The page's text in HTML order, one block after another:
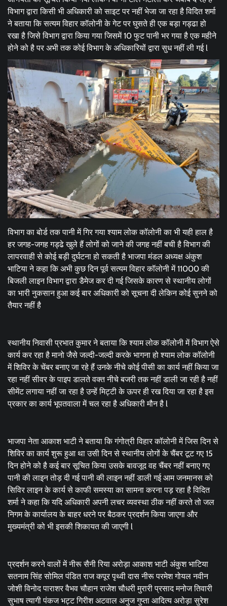
विभाग द्वारा किसी भी अधिकारी को साइट पर नहीं भेजा जा रहा है विदित शर्मा
ने बताया कि सत्यम विहार कॉलोनी के गेट पर घुसते ही एक बड़ा गड्ढा हो
रखा है जिसे विभाग द्वारा किया गया जिसमें 10 फुट पानी भर गया है एक महीने
होने को है पर अभी तक कोई विभाग के अधिकारियों द्वारा सुध नहीं ली गई l
विभाग का बोर्ड तक पानी में गिर गया श्याम लोक कॉलोनी का भी यही हाल है
हर जगह-जगह गड्ढे खुले हैं लोगों को जाने की जगह नहीं बची है विभाग की
लापरवाही से कोई बड़ी दुर्घटना हो सकती है भाजपा मंडल अध्यक्ष अंकुश
भाटिया ने कहा कि अभी कुछ दिन पूर्व सत्यम विहार कॉलोनी में 11000 की
बिजली लाइन विभाग द्वारा डैमेज कर दी गई जिसके कारण से स्थानीय लोगों
का भारी नुकसान हुआ कई बार अधिकारी को सूचना दी लेकिन कोई सुनने को
तैयार नहीं है
स्थानीय निवासी प्रभात कुमार ने बताया कि श्याम लोक कॉलोनी में विभाग ऐसे
कार्य कर रहा है मानो जैसे जल्दी-जल्दी करके भागना हो श्याम लोक कॉलोनी
में शिविर के चेंबर बनाए जा रहे हैं उनके नीचे कोई पीसी का कार्य नहीं किया जा
रहा नहीं सीवर के पाइप डालते वक्त नीचे बजरी तक नहीं डाली जा रही है नहीं
सीमेंट लगाया नहीं जा रहा है उन्हें मिट्टी के ऊपर ही रख दिया जा रहा है इस
प्रकार का कार्य भूपतवाला में चल रहा है अधिकारी मौन है l
भाजपा नेता आकाश भाटी ने बताया कि गंगोत्री विहार कॉलोनी में जिस दिन से
शिविर का कार्य शुरू हुआ था उसी दिन से स्थानीय लोगों के चैंबर टूट गए 15
दिन होने को है कई बार सूचित किया उसके बावजूद वह चैंबर नहीं बनाए गए
पानी की लाइन तोड़ दी गई पानी की लाइन नहीं डाली गई आम जनमानस को
सिविर लाइन के कार्य से काफी समस्या का सामना करना पड़ रहा है विदित
शर्मा ने कहा कि यदि अधिकारी अपनी लचर व्यवस्था ठीक नहीं करते तो जल
निगम के कार्यालय के बाहर धरने पर बैठकर प्रदर्शन किया जाएगा और
मुख्यमंत्री को भी इसकी शिकायत की जाएगी l
प्रदर्शन करने वालों में नीरू सैनी रिया अरोड़ा आकाश भाटी अंकुश भाटिया
सतनाम सिंह सोमिल पंडित राज कपूर पृथ्वी दास नीरू परमेश गोयल नवीन
जोशी विनोद पाराशर वैभव चौहान राजेश चौधरी मुरारी प्रसाद मनोज तिवारी
सुभाष त्यागी पंकज भट्ट गिरीश अटवाल अनुज गुप्ता आदित्य अरोड़ा सुरेश